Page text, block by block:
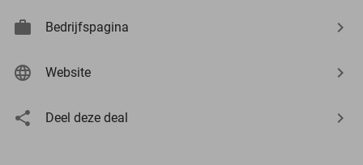
Bedrijfspagina
Website
Deel deze deal